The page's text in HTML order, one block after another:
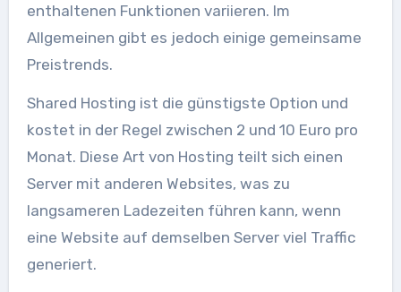
enthaltenen Funktionen variieren. Im
Allgemeinen gibt es jedoch einige gemeinsame
Preistrends.
Shared Hosting ist die günstigste Option und
kostet in der Regel zwischen 2 und 10 Euro pro
Monat. Diese Art von Hosting teilt sich einen
Server mit anderen Websites, was zu
langsameren Ladezeiten führen kann, wenn
eine Website auf demselben Server viel Traffic
generiert.